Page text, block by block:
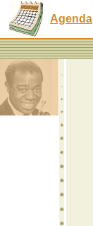
Agenda